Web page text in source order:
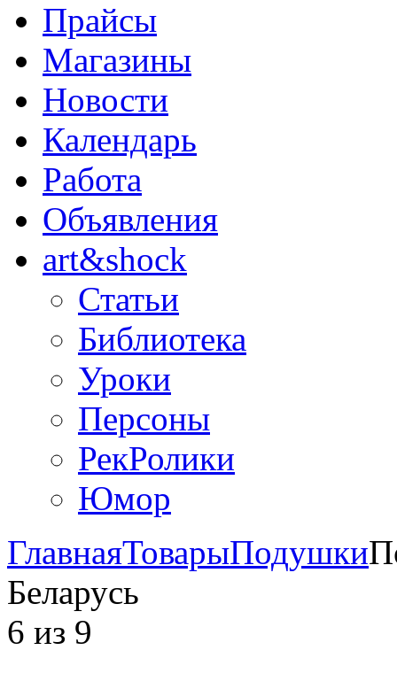
Прайсы
Магазины
Новости
Календарь
Работа
Объявления
art&shock
Статьи
Библиотека
Уроки
Персоны
РекРолики
Юмор
ГлавнаяТоварыПодушки
Беларусь
6 из 9